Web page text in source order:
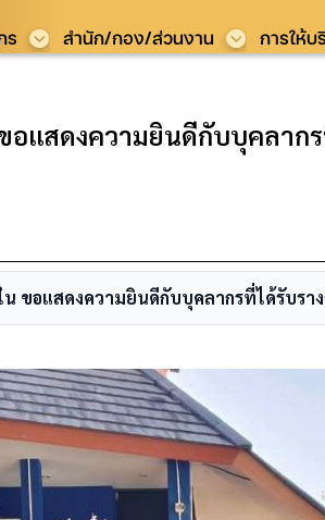
ร สำนัก/กอง/ส่วนงาน การให้บ
แสดงความยินดีกับบุคลาก
ขอแสดงความยินดีกับบุคลากรที่ได้รับรา